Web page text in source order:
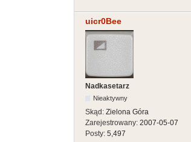
uicr0Bee
Nadkasetarz
Nieaktywny
Skąd: Zielona Góra
Zarejestrowany: 2007-05-07
Posty: 5,497